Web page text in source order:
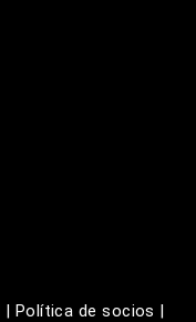
| Política de socios |